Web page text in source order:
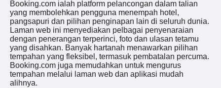
Booking.com ialah platform pelancongan dalam talian
yang membolehkan pengguna menempah hotel,
pangsapuri dan pilihan penginapan lain di seluruh dunia.
Laman web ini menyediakan pelbagai penyenaraian
dengan penerangan terperinci, foto dan ulasan tetamu
yang disahkan. Banyak hartanah menawarkan pilihan
tempahan yang fleksibel, termasuk pembatalan percuma.
Booking.com juga memudahkan untuk mengurus
tempahan melalui laman web dan aplikasi mudah
alihnya.